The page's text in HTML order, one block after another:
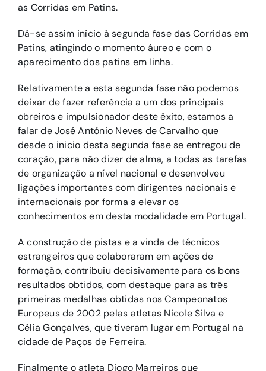
as Corridas em Patins.
Dá-se assim início à segunda fase das Corridas em
Patins, atingindo o momento áureo e com o
aparecimento dos patins em linha.
Relativamente a esta segunda fase não podemos
deixar de fazer referência a um dos principais
obreiros e impulsionador deste êxito, estamos a
falar de José António Neves de Carvalho que
desde o inicio desta segunda fase se entregou de
coração, para não dizer de alma, a todas as tarefas
de organização a nível nacional e desenvolveu
ligações importantes com dirigentes nacionais e
internacionais por forma a elevar os
conhecimentos em desta modalidade em Portugal.
A construção de pistas e a vinda de técnicos
estrangeiros que colaboraram em ações de
formação, contribuiu decisivamente para os bons
resultados obtidos, com destaque para as três
primeiras medalhas obtidas nos Campeonatos
Europeus de 2002 pelas atletas Nicole Silva e
Célia Gonçalves, que tiveram lugar em Portugal na
cidade de Paços de Ferreira.
Finalmente o atleta Diogo Marreiros que